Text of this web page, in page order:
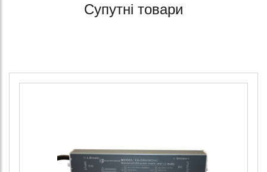
Супутні товари